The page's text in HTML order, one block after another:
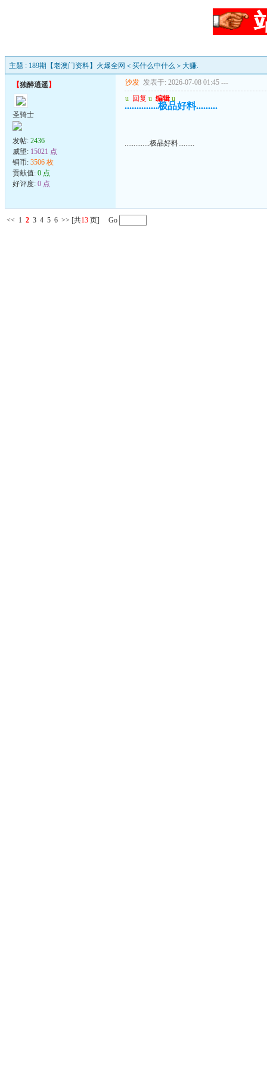
主题 : 189期【老澳门资料】火爆全网＜买什么中什么＞大赚.
【独醉逍遥】
圣骑士
发帖: 2436
威望: 15021 点
铜币: 3506 枚
贡献值: 0 点
好评度: 0 点
沙发 发表于: 2026-07-08 01:45 ---
u 回复 u 编辑 u
..............极品好料.........
..............极品好料.........
<< 1 2 3 4 5 6 >> [共13 页] Go